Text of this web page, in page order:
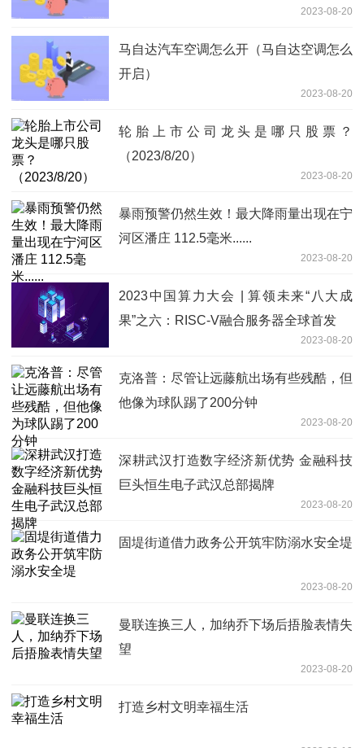
2023-08-20
马自达汽车空调怎么开（马自达空调怎么
开启）
2023-08-20
轮胎上市公司龙头是哪只股票？
（2023/8/20）
2023-08-20
暴雨预警仍然生效！最大降雨量出现在宁
河区潘庄 112.5毫米......
2023-08-20
2023中国算力大会 | 算领未来“八大成
果”之六：RISC-V融合服务器全球首发
2023-08-20
克洛普：尽管让远藤航出场有些残酷，但
他像为球队踢了200分钟
2023-08-20
深耕武汉打造数字经济新优势 金融科技
巨头恒生电子武汉总部揭牌
2023-08-20
固堤街道借力政务公开筑牢防溺水安全堤
2023-08-20
曼联连换三人，加纳乔下场后捂脸表情失
望
2023-08-20
打造乡村文明幸福生活